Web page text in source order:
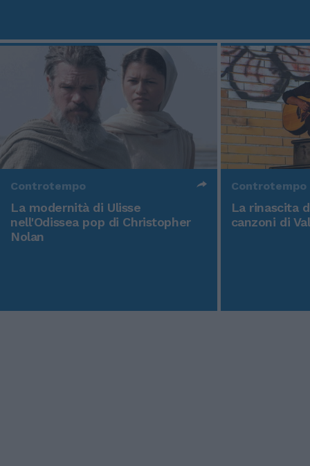
Controtempo
La modernità di Ulisse
nell'Odissea pop di Christopher
Nolan
Controtempo
La rinascita
canzoni di